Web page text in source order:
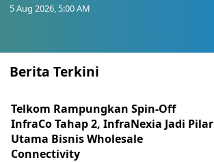
5 Aug 2026, 5:00 AM
Berita Terkini
Telkom Rampungkan Spin-Off
InfraCo Tahap 2, InfraNexia Jadi Pilar
Utama Bisnis Wholesale
Connectivity